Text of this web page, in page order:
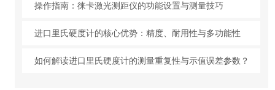
操作指南：徕卡激光测距仪的功能设置与测量技巧
进口里氏硬度计的核心优势：精度、耐用性与多功能性
如何解读进口里氏硬度计的测量重复性与示值误差参数？